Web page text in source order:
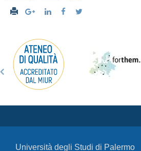
Università degli Studi di Palermo